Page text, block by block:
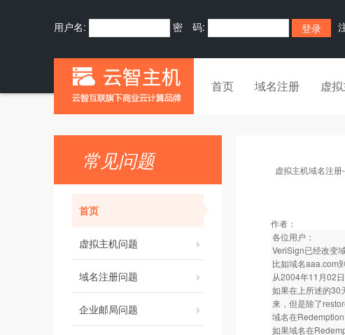
用户名: 密 码:
首页 域名注册 虚
常见问题
首页
虚拟主机问题
域名注册问题
企业邮局问题
虚拟主机域名注册
作者：
各位用户：
VeriSign已经改变
比如域名aaa.com
从2004年11月02
如果在上所述的30
来，但是除了
域名在
如果域名在